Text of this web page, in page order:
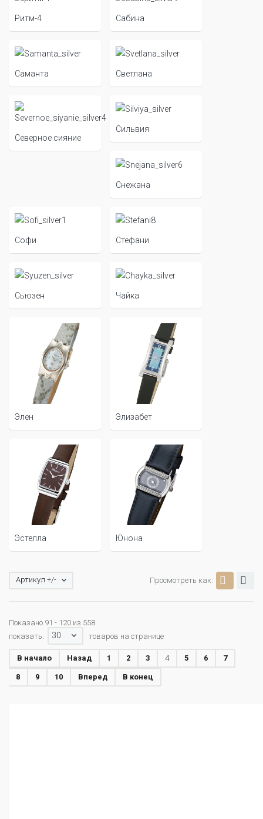
Ритм-4 Сабина
Саманта Светлана
Северное сияние
Сильвия
Снежана
Софи Стефани
Сьюзен Чайка
Элен Элизабет
Эстелла Юнона
Просмотреть как:
Артикул +/-
Показано 91 - 120 из 558
показать:
30 товаров на странице
В начало Назад 1 2 3 4 5 6 7
8 9 10 Вперед В конец